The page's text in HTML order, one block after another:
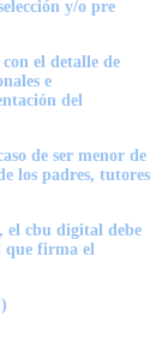
y/o pre
el detalle de
e
del
de ser menor de
los padres, tutores
el cbu digital debe
que firma el